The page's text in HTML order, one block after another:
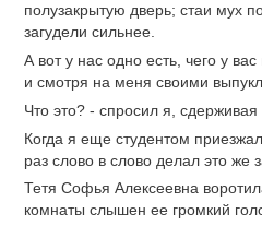
полузакрытую дверь; стаи мух
загудели сильнее.
А вот у нас одно есть, чего у
и смотря на меня своими
Что это? - спросил я, сдерживая
Когда я еще студентом
раз слово в слово делал это же
Тетя Софья Алексеевна
комнаты слышен ее громкий